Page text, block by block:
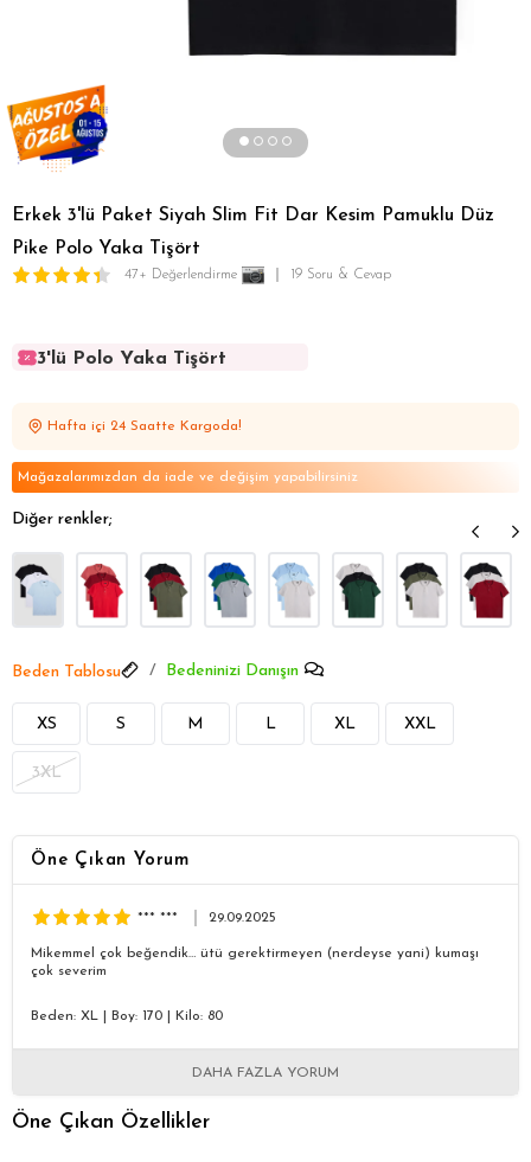
Erkek 3'lü Paket Siyah Slim Fit Dar Kesim Pamuklu Düz
Pike Polo Yaka Tişört
47+ Değerlendirme 19 Soru & Cevap
3'lü Polo Yaka Tişört
3'lü Polo Yaka Tişört
Hafta içi 24 Saatte Kargoda!
Mağazalarımızdan da iade ve değişim yapabilirsiniz
Diğer renkler;
Beden Tablosu Bedeninizi Danışın
XS S M L XL XXL
3XL
Öne Çıkan Yorum
*** *** 29.09.2025
Mikemmel çok beğendik… ütü gerektirmeyen (nerdeyse yani) kumaşı
çok severim
Beden: XL Boy: 170 Kilo: 80
DAHA FAZLA YORUM
Öne Çıkan Özellikler